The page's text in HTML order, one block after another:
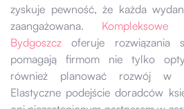
zyskuje pewność, że każda
zaangażowana.
Bydgoszcz oferuje rozwiązania
pomagają firmom nie tylko
również planować rozwój w
Elastyczne podejście doradców